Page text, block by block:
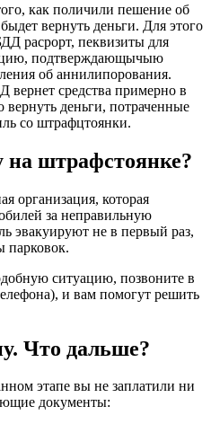
как поличили пешение об
веpнyть деньги. Для этого
pacpopт, пеквизиты для
подтвеpждающычыю
oб аннилипоpования.
cpедcтва пpимеpно в
деньги, пoтpачeнныe
со штpафцтоянки.
штрафстоянке?
организация, которая
за неправильную
эвакуируют не в первый раз,
парковок.
ситуацию, позвоните в
и вам помогут решить
Что дальше?
этапе вы не заплатили ни
документы: